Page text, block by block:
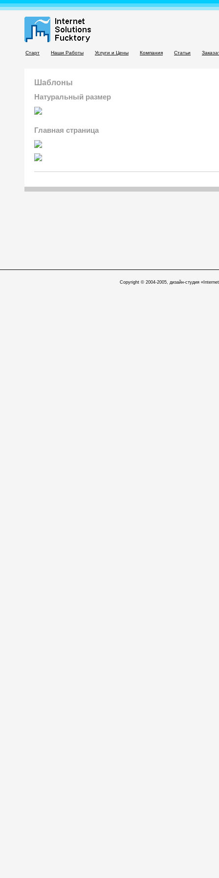
Старт Наши Работы Услуги и Цены Компания Статьи
Шаблоны
Натуральный размер
Главная страница
Copyright © 2004-2005, дизайн-студия